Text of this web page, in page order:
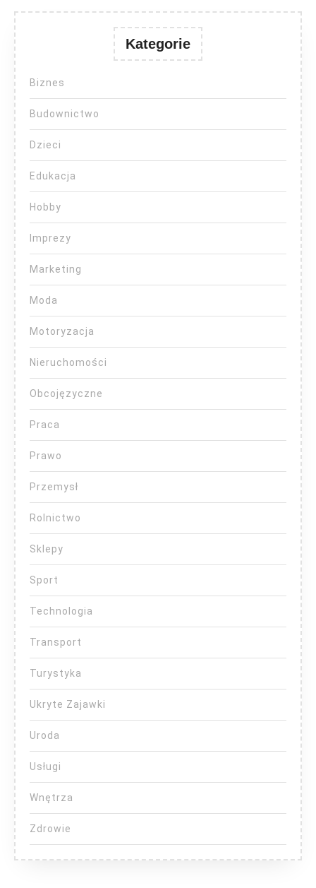
Kategorie
Biznes
Budownictwo
Dzieci
Edukacja
Hobby
Imprezy
Marketing
Moda
Motoryzacja
Nieruchomości
Obcojęzyczne
Praca
Prawo
Przemysł
Rolnictwo
Sklepy
Sport
Technologia
Transport
Turystyka
Ukryte Zajawki
Uroda
Usługi
Wnętrza
Zdrowie